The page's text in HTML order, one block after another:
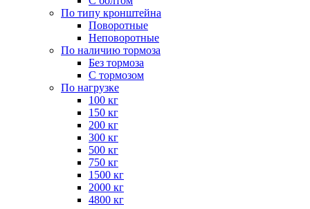
По типу кронштейна
Поворотные
Неповоротные
По наличию тормоза
Без тормоза
С тормозом
По нагрузке
100 кг
150 кг
200 кг
300 кг
500 кг
750 кг
1500 кг
2000 кг
4800 кг